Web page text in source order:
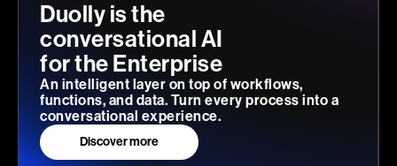
Duolly is the
conversational AI
for the Enterprise
An intelligent layer on top of workflows,
functions, and data. Turn every process into a
conversational experience.
Discover more